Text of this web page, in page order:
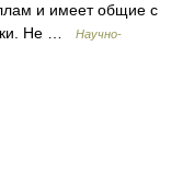
и имеет общие с
Не …
Научно-